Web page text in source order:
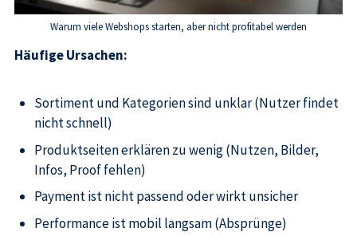
Warum viele Webshops starten, aber nicht profitabel werden
Häufige Ursachen:
Sortiment und Kategorien sind unklar (Nutzer findet
nicht schnell)
Produktseiten erklären zu wenig (Nutzen, Bilder,
Infos, Proof fehlen)
Payment ist nicht passend oder wirkt unsicher
Performance ist mobil langsam (Absprünge)